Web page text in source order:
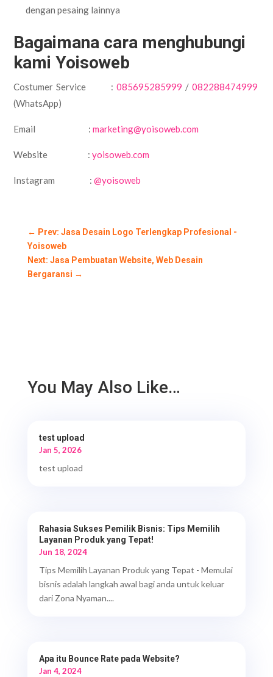
dengan pesaing lainnya
Bagaimana cara menghubungi
kami Yoisoweb
Costumer Service : 085695285999 / 082288474999
(WhatsApp)
Email :marketing@yoisoweb.com
Website :yoisoweb.com
Instagram :@yoisoweb
← Prev: Jasa Desain Logo Terlengkap Profesional -
Yoisoweb
Next: Jasa Pembuatan Website, Web Desain
Bergaransi →
You May Also Like…
test upload
Jan 5, 2026
test upload
Rahasia Sukses Pemilik Bisnis: Tips Memilih
Layanan Produk yang Tepat!
Jun 18, 2024
Tips Memilih Layanan Produk yang Tepat - Memulai
bisnis adalah langkah awal bagi anda untuk keluar
dari Zona Nyaman....
Apa itu Bounce Rate pada Website?
Jan 4, 2024